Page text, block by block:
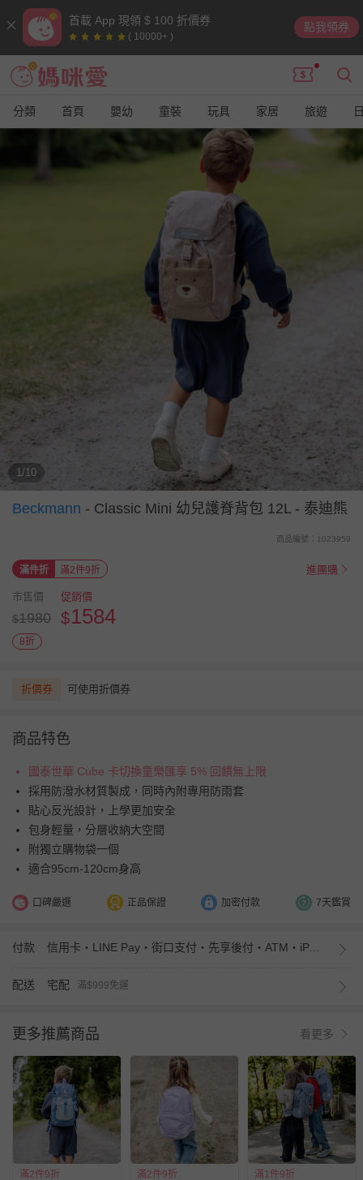
首載 App 現領 $ 100 折價券
( 10000+ )
點我領券
分類 首頁 嬰幼 童裝 玩具 家居 旅遊
1/10
Beckmann - Classic Mini 幼兒護脊背包 12L - 泰迪熊
商品編號：1023959
滿件折 滿2件9折 進團購
市售價
$1980
促銷價
$1584
8折
折價券 可使用折價券
商品特色
國泰世華 Cube 卡切換童樂匯享 5% 回饋無上限
採用防潑水材質製成，同時內附專用防雨套
貼心反光設計，上學更加安全
包身輕量，分層收納大空間
附獨立購物袋一個
適合95cm-120cm身高
口碑嚴選 正品保證 加密付款 7天鑑賞
付款 信用卡・LINE Pay・街口支付・先享後付・ATM・iPASS MONEY
配送 宅配 滿$999免運
更多推薦商品 看更多
滿2件9折 滿2件9折 滿1件9折